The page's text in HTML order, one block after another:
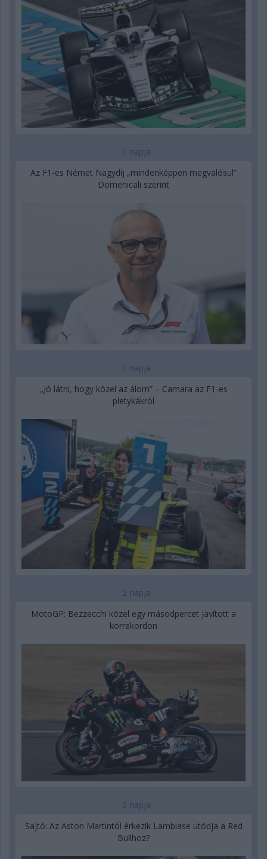
1 napja
Az F1-es Német Nagydíj „mindenképpen megvalósul”
Domenicali szerint
1 napja
„Jó látni, hogy közel az álom” – Camara az F1-es
pletykákról
2 napja
MotoGP: Bezzecchi közel egy másodpercet javított a
körrekordon
2 napja
Sajtó: Az Aston Martintól érkezik Lambiase utódja a Red
Bullhoz?